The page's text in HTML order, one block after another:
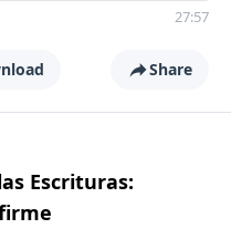
27:57
Share
Escrituras: